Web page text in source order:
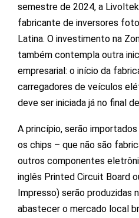
semestre de 2024, a
fabricante de inversores
Latina. O investimento na
também contempla outra
empresarial: o início da
carregadores de veículos
deve ser iniciada já no final
A princípio, serão
os chips – que não são
outros componentes
inglês Printed Circuit Board
Impresso) serão produzidas
abastecer o mercado local